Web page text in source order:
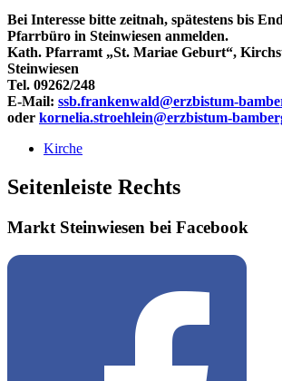
Bei Interesse bitte zeitnah, spätestens bis
Pfarrbüro in Steinwiesen anmelden.
Kath. Pfarramt „St. Mariae Geburt“,
Steinwiesen
Tel. 09262/248
E-Mail: ssb.frankenwald@erzbistum-
oder kornelia.stroehlein@erzbistum-
Kirche
Seitenleiste Rechts
Markt Steinwiesen bei Facebook